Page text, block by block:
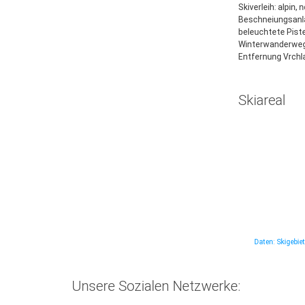
Skiverleih: alpin,
beleuchtete
Entfernung
Skiareal
Daten:
Unsere Sozialen Netzwerke: